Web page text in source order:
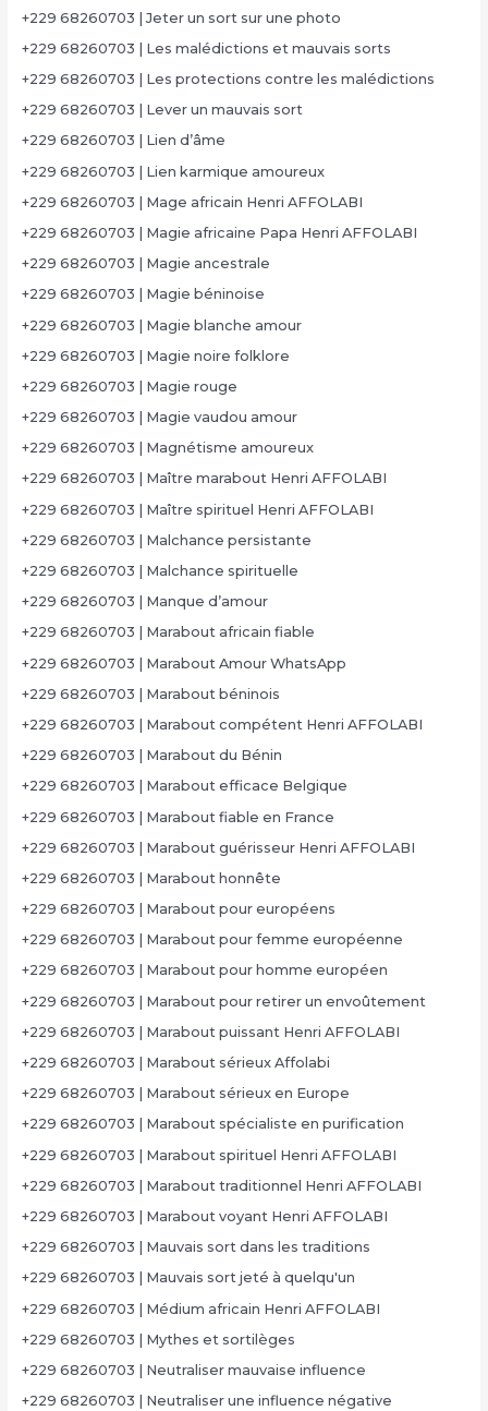
+229 68260703 | Jeter un sort sur une photo
+229 68260703 | Les malédictions et mauvais sorts
+229 68260703 | Les protections contre les malédictions
+229 68260703 | Lever un mauvais sort
+229 68260703 | Lien d’âme
+229 68260703 | Lien karmique amoureux
+229 68260703 | Mage africain Henri AFFOLABI
+229 68260703 | Magie africaine Papa Henri AFFOLABI
+229 68260703 | Magie ancestrale
+229 68260703 | Magie béninoise
+229 68260703 | Magie blanche amour
+229 68260703 | Magie noire folklore
+229 68260703 | Magie rouge
+229 68260703 | Magie vaudou amour
+229 68260703 | Magnétisme amoureux
+229 68260703 | Maître marabout Henri AFFOLABI
+229 68260703 | Maître spirituel Henri AFFOLABI
+229 68260703 | Malchance persistante
+229 68260703 | Malchance spirituelle
+229 68260703 | Manque d’amour
+229 68260703 | Marabout africain fiable
+229 68260703 | Marabout Amour WhatsApp
+229 68260703 | Marabout béninois
+229 68260703 | Marabout compétent Henri AFFOLABI
+229 68260703 | Marabout du Bénin
+229 68260703 | Marabout efficace Belgique
+229 68260703 | Marabout fiable en France
+229 68260703 | Marabout guérisseur Henri AFFOLABI
+229 68260703 | Marabout honnête
+229 68260703 | Marabout pour européens
+229 68260703 | Marabout pour femme européenne
+229 68260703 | Marabout pour homme européen
+229 68260703 | Marabout pour retirer un envoûtement
+229 68260703 | Marabout puissant Henri AFFOLABI
+229 68260703 | Marabout sérieux Affolabi
+229 68260703 | Marabout sérieux en Europe
+229 68260703 | Marabout spécialiste en purification
+229 68260703 | Marabout spirituel Henri AFFOLABI
+229 68260703 | Marabout traditionnel Henri AFFOLABI
+229 68260703 | Marabout voyant Henri AFFOLABI
+229 68260703 | Mauvais sort dans les traditions
+229 68260703 | Mauvais sort jeté à quelqu'un
+229 68260703 | Médium africain Henri AFFOLABI
+229 68260703 | Mythes et sortilèges
+229 68260703 | Neutraliser mauvaise influence
+229 68260703 | Neutraliser une influence négative